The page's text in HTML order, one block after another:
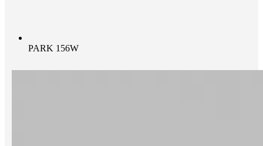
PARK 156W